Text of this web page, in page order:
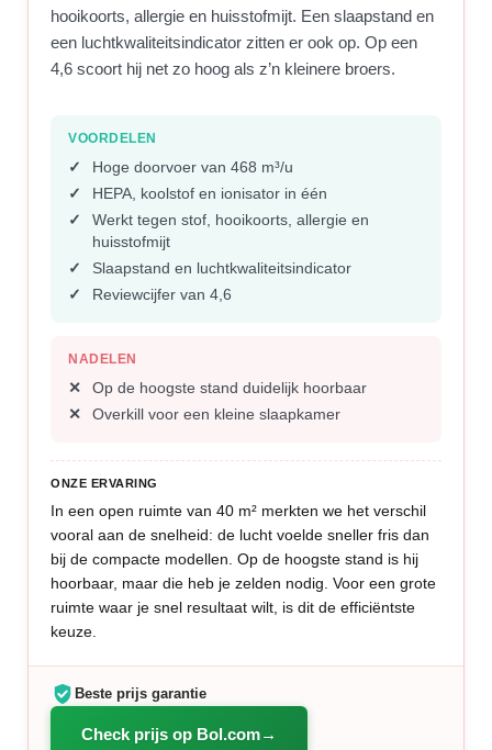
hooikoorts, allergie en huisstofmijt. Een slaapstand en
een luchtkwaliteitsindicator zitten er ook op. Op een
4,6 scoort hij net zo hoog als z’n kleinere broers.
VOORDELEN
Hoge doorvoer van 468 m³/u
HEPA, koolstof en ionisator in één
Werkt tegen stof, hooikoorts, allergie en
huisstofmijt
Slaapstand en luchtkwaliteitsindicator
Reviewcijfer van 4,6
NADELEN
Op de hoogste stand duidelijk hoorbaar
Overkill voor een kleine slaapkamer
ONZE ERVARING
In een open ruimte van 40 m² merkten we het verschil
vooral aan de snelheid: de lucht voelde sneller fris dan
bij de compacte modellen. Op de hoogste stand is hij
hoorbaar, maar die heb je zelden nodig. Voor een grote
ruimte waar je snel resultaat wilt, is dit de efficiëntste
keuze.
Beste prijs garantie
Check prijs op Bol.com